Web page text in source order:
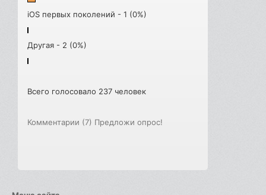
iOS первых поколений - 1 (0%)
Другая - 2 (0%)
Всего голосовало 237 человек
Комментарии (7) Предложи опрос!